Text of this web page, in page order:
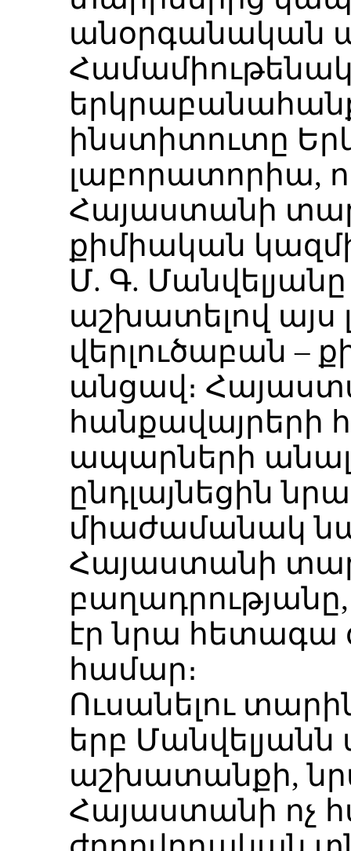
անօրգանական
ինստիտուտը
լաբորատորիա,
Հայաստանի
քիմիական
Մ. Գ.
աշխատելով այս
վերլուծաբան –
անցավ։
հանքավայրերի
ապարների
ընդլայնեցին
միաժամանակ
Հայաստանի
էր նրա հետագա
համար։
Ուսանելու
երբ Մանվելյանն
աշխատանքի,
Հայաստանի ոչ